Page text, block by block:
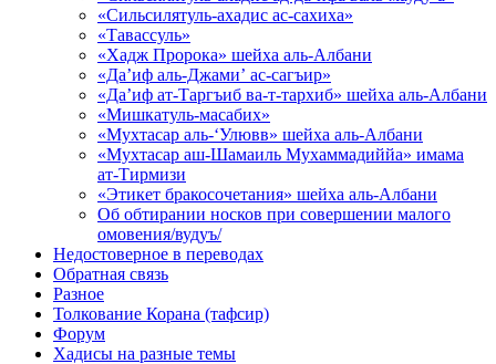
«Сильсилятуль-ахадис ас-сахиха»
«Тавассуль»
«Хадж Пророка» шейха аль-Албани
«Да’иф аль-Джами’ ас-сагъир»
«Да’иф ат-Таргъиб ва-т-тархиб» шейха аль-Албани
«Мишкатуль-масабих»
«Мухтасар аль-‘Улювв» шейха аль-Албани
«Мухтасар аш-Шамаиль Мухаммадиййа» имама
ат-Тирмизи
«Этикет бракосочетания» шейха аль-Албани
Об обтирании носков при совершении малого
омовения/вудуъ/
Недостоверное в переводах
Обратная связь
Разное
Толкование Корана (тафсир)
Форум
Хадисы на разные темы